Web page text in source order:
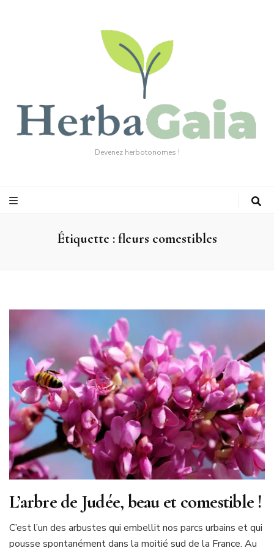
Devenez herbotonomes !
Étiquette :fleurs comestibles
L’arbre de Judée, beau et comestible !
C’est l’un des arbustes qui embellit nos parcs urbains et qui
pousse spontanément dans la moitié sud de la France. Au